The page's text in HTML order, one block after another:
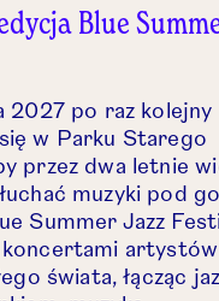
Blue
2027 po raz kolejny
w Parku Starego
przez dwa letnie
muzyki pod
Summer Jazz
koncertami artystów
świata, łącząc